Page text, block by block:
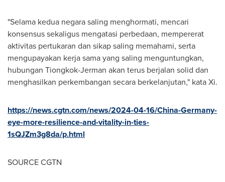
"Selama kedua negara saling menghormati, mencari
konsensus sekaligus mengatasi perbedaan, mempererat
aktivitas pertukaran dan sikap saling memahami, serta
mengupayakan kerja sama yang saling menguntungkan,
hubungan Tiongkok-Jerman akan terus berjalan solid dan
menghasilkan perkembangan secara berkelanjutan," kata Xi.
https://news.cgtn.com/news/2024-04-16/China-Germany-
eye-more-resilience-and-vitality-in-ties-
1sQJZm3g8da/p.html
SOURCE CGTN